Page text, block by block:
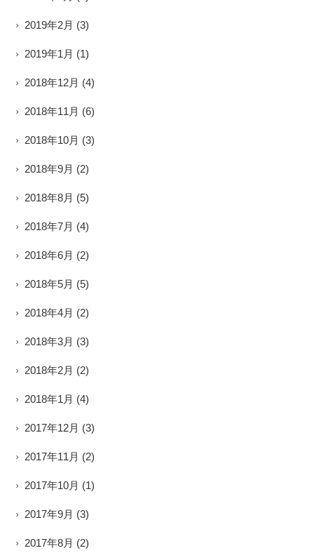
2019年2月 (3)
2019年1月 (1)
2018年12月 (4)
2018年11月 (6)
2018年10月 (3)
2018年9月 (2)
2018年8月 (5)
2018年7月 (4)
2018年6月 (2)
2018年5月 (5)
2018年4月 (2)
2018年3月 (3)
2018年2月 (2)
2018年1月 (4)
2017年12月 (3)
2017年11月 (2)
2017年10月 (1)
2017年9月 (3)
2017年8月 (2)